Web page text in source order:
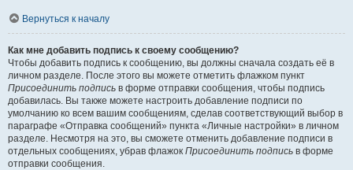
Вернуться к началу
Как мне добавить подпись к своему сообщению?
Чтобы добавить подпись к сообщению, вы должны сначала создать её в
личном разделе. После этого вы можете отметить флажком пункт
Присоединить подпись в форме отправки сообщения, чтобы подпись
добавилась. Вы также можете настроить добавление подписи по
умолчанию ко всем вашим сообщениям, сделав соответствующий выбор в
параграфе «Отправка сообщений» пункта «Личные настройки» в личном
разделе. Несмотря на это, вы сможете отменить добавление подписи в
отдельных сообщениях, убрав флажок Присоединить подпись в форме
отправки сообщения.